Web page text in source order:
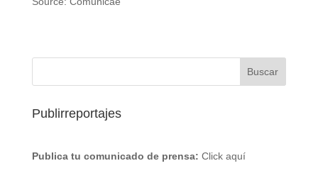
Publirreportajes
Publica tu comunicado de prensa: Click aquí